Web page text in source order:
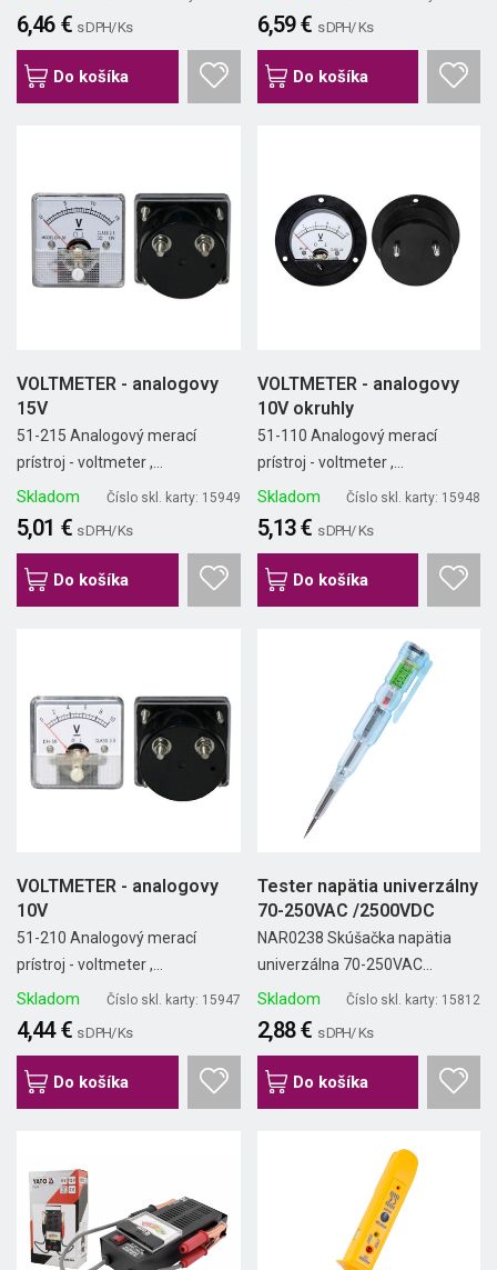
6,46 € s DPH/ Ks
Do košíka
6,59 € s DPH/ Ks
Do košíka
VOLTMETER - analogovy
15V
51-215 Analogový merací
prístroj - voltmeter ,...
Skladom Číslo skl. karty: 15949
5,01 € s DPH/ Ks
Do košíka
VOLTMETER - analogovy
10V okruhly
51-110 Analogový merací
prístroj - voltmeter ,...
Skladom Číslo skl. karty: 15948
5,13 € s DPH/ Ks
Do košíka
VOLTMETER - analogovy
10V
51-210 Analogový merací
prístroj - voltmeter ,...
Skladom Číslo skl. karty: 15947
4,44 € s DPH/ Ks
Do košíka
Tester napätia univerzálny
70-250VAC /2500VDC
NAR0238 Skúšačka napätia
univerzálna 70-250VAC...
Skladom Číslo skl. karty: 15812
2,88 € s DPH/ Ks
Do košíka